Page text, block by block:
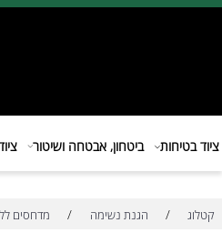
ביטחון, אבטחה ושיטור ציוד שעת
הגנת נשימה / מדחסים ללחץ גבוה